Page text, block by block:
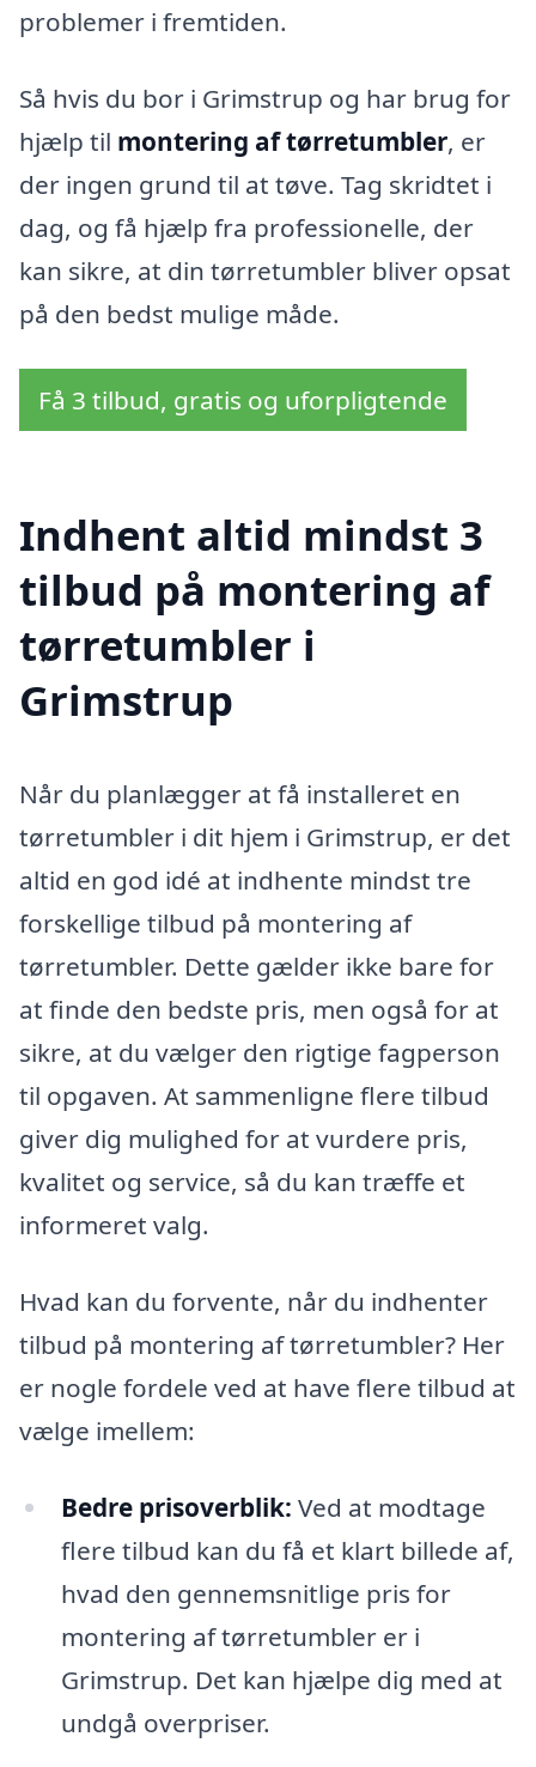
problemer i fremtiden.
Så hvis du bor i Grimstrup og har brug for
hjælp til montering af tørretumbler, er
der ingen grund til at tøve. Tag skridtet i
dag, og få hjælp fra professionelle, der
kan sikre, at din tørretumbler bliver opsat
på den bedst mulige måde.
Få 3 tilbud, gratis og uforpligtende
Indhent altid mindst 3
tilbud på montering af
tørretumbler i
Grimstrup
Når du planlægger at få installeret en
tørretumbler i dit hjem i Grimstrup, er det
altid en god idé at indhente mindst tre
forskellige tilbud på montering af
tørretumbler. Dette gælder ikke bare for
at finde den bedste pris, men også for at
sikre, at du vælger den rigtige fagperson
til opgaven. At sammenligne flere tilbud
giver dig mulighed for at vurdere pris,
kvalitet og service, så du kan træffe et
informeret valg.
Hvad kan du forvente, når du indhenter
tilbud på montering af tørretumbler? Her
er nogle fordele ved at have flere tilbud at
vælge imellem:
Bedre prisoverblik: Ved at modtage
flere tilbud kan du få et klart billede af,
hvad den gennemsnitlige pris for
montering af tørretumbler er i
Grimstrup. Det kan hjælpe dig med at
undgå overpriser.